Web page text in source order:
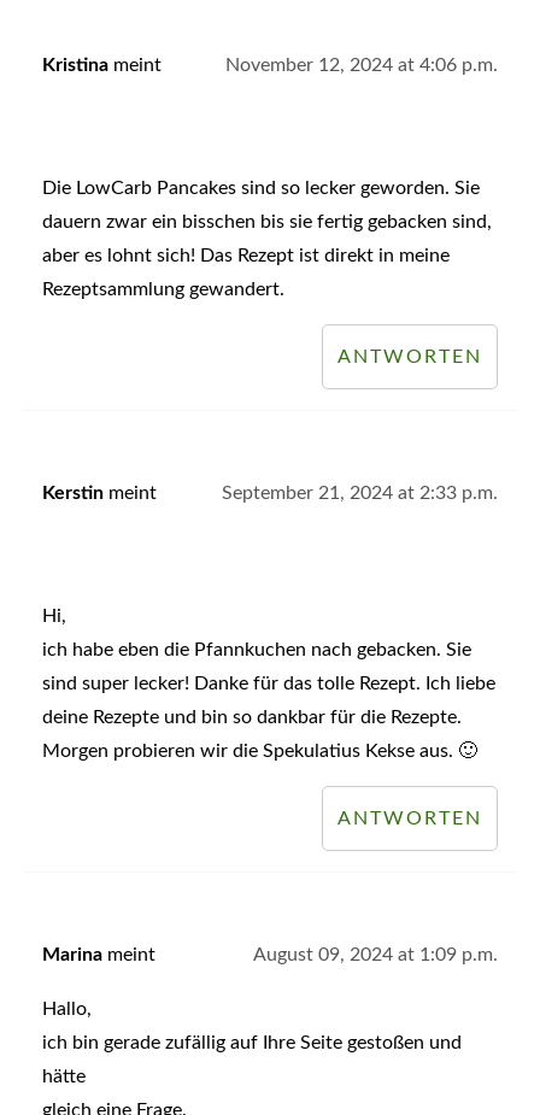
Kristina meint November 12, 2024 at 4:06 p.m.
Die LowCarb Pancakes sind so lecker geworden. Sie
dauern zwar ein bisschen bis sie fertig gebacken sind,
aber es lohnt sich! Das Rezept ist direkt in meine
Rezeptsammlung gewandert.
ANTWORTEN
Kerstin meint September 21, 2024 at 2:33 p.m.
Hi,
ich habe eben die Pfannkuchen nach gebacken. Sie
sind super lecker! Danke für das tolle Rezept. Ich liebe
deine Rezepte und bin so dankbar für die Rezepte.
Morgen probieren wir die Spekulatius Kekse aus. 🙂
ANTWORTEN
Marina meint August 09, 2024 at 1:09 p.m.
Hallo,
ich bin gerade zufällig auf Ihre Seite gestoßen und
hätte
gleich eine Frage.